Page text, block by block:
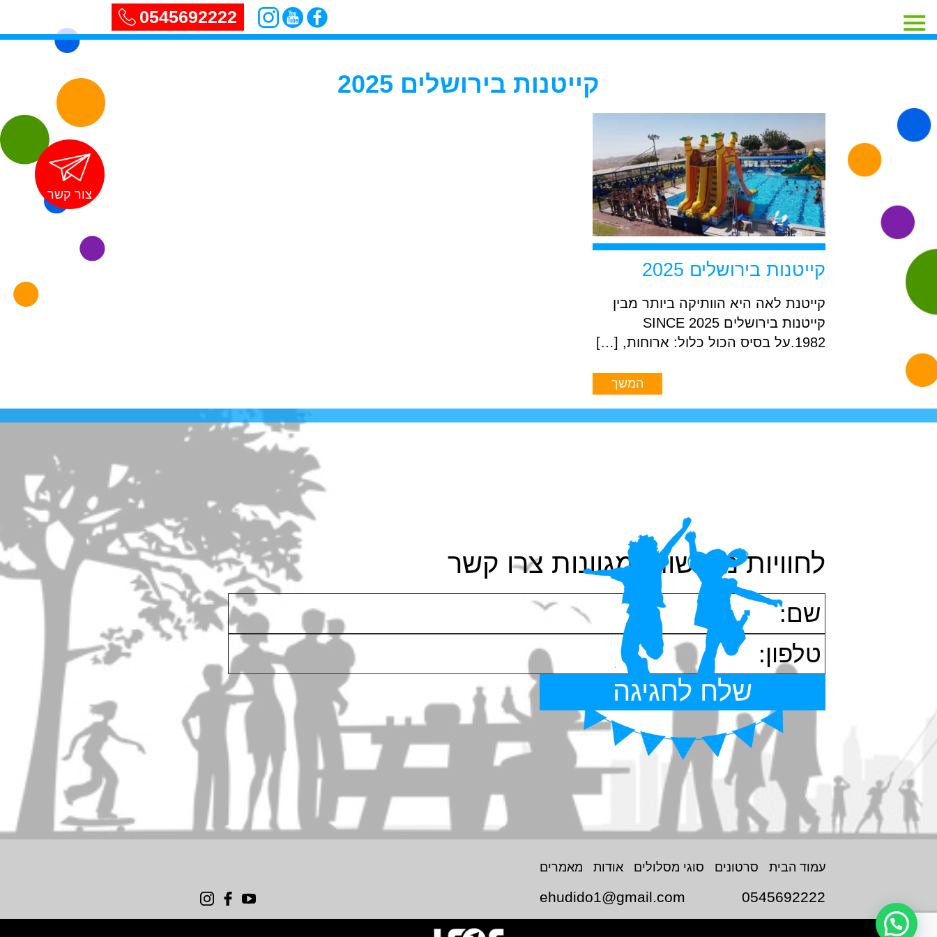
0545692222
קייטנות בירושלים 2025
קייטנות בירושלים 2025
קייטנת לאה היא הוותיקה ביותר מבין
קייטנות בירושלים 2025 SINCE
1982.על בסיס הכול כלול: ארוחות, […]
המשך
צור קשר
לחוויות מרגשות ומגוונות צרו קשר
עמוד הבית סרטונים סוגי מסלולים אודות מאמרים
0545692222
ehudido1@gmail.com